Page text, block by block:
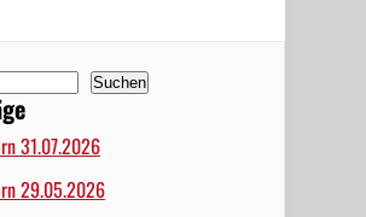
Suchen
31.07.2026
29.05.2026